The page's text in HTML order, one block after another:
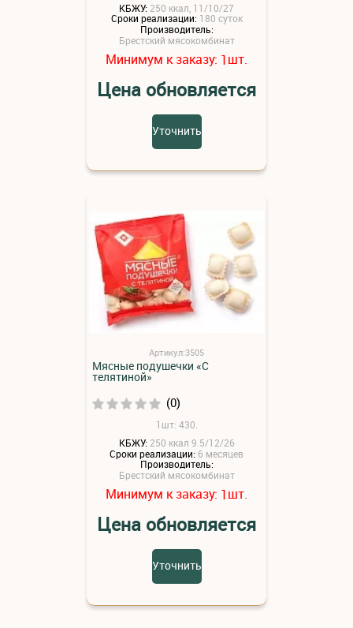
КБЖУ: 250 ккал, 11/10/27
Сроки реализации: 180 суток
Производитель:
Брестский мясокомбинат
Минимум к заказу: 1шт.
Цена обновляется
Уточнить
Артикул:3505
Мясные подушечки «С
телятиной»
(0)
1шт: 430.
КБЖУ: 250 ккал 9.5/12/26
Сроки реализации: 6 месяцев
Производитель:
Брестский мясокомбинат
Минимум к заказу: 1шт.
Цена обновляется
Уточнить